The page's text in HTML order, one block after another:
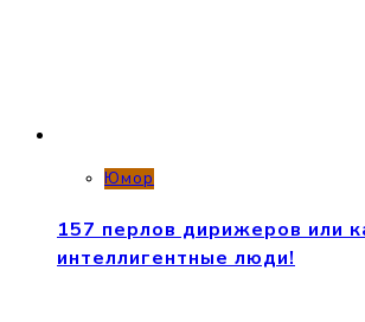
Юмор
157 перлов дирижеров или
интеллигентные люди!